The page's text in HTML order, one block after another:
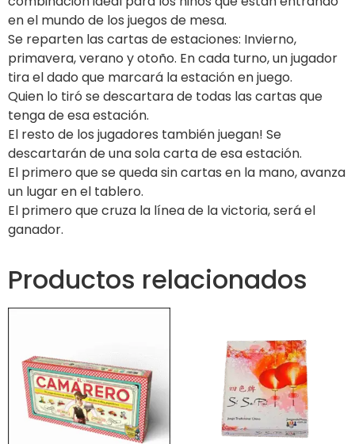
en el mundo de los juegos de mesa.
Se reparten las cartas de estaciones: Invierno,
primavera, verano y otoño. En cada turno, un jugador
tira el dado que marcará la estación en juego.
Quien lo tiró se descartara de todas las cartas que
tenga de esa estación.
El resto de los jugadores también juegan! Se
descartarán de una sola carta de esa estación.
El primero que se queda sin cartas en la mano, avanza
un lugar en el tablero.
El primero que cruza la línea de la victoria, será el
ganador.
Productos relacionados